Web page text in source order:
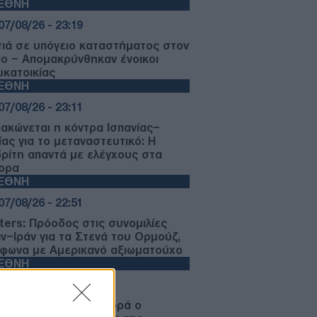
08/26 - 23:19
σε υπόγειο καταστήματος στον
– Απομακρύνθηκαν ένοικοι
08/26 - 23:11
η κόντρα Ισπανίας–
για το μεταναστευτικό: Η
απαντά με ελέγχους στα
08/26 - 22:51
Πρόοδος στις συνομιλίες
για τα Στενά του Ορμούζ,
με Αμερικανό αξιωματούχο
07/08/26 - 22:29
Σερβία για πρώτη φορά ο